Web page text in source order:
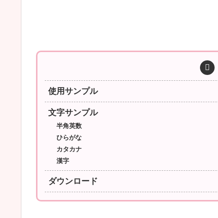
使用サンプル
文字サンプル
半角英数
ひらがな
カタカナ
漢字
ダウンロード